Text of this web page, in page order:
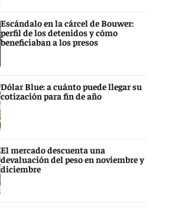
Escándalo en la cárcel de Bouwer:
perfil de los detenidos y cómo
beneficiaban a los presos
Dólar Blue: a cuánto puede llegar su
cotización para fin de año
El mercado descuenta una
devaluación del peso en noviembre y
diciembre